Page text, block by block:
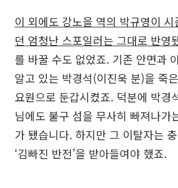
이 외에도 강노을 역의 박규영이
던 엄청난 스포일러는 그대로 반영
를 바꿀 수도 없었죠. 기존 안면과
알고 있는 박경석(이진욱 분)을 죽
요원으로 둔갑시켰죠. 덕분에 박경
님에도 불구 섬을 무사히 빠져나가
가 됐습니다. 하지만 그 이탈자는
‘김빠진 반전’을 받아들여야 했죠.